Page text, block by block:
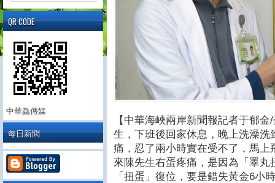
【中華海峽兩岸新聞報記者于郁
生，下班後回家休息，晚上洗澡
痛，忍了兩小時實在受不了，馬
來陳先生右蛋疼痛，是因為「睪
「扭蛋」復位，要是錯失黃金6小
QR CODE
中華鱻傳媒
每日新聞